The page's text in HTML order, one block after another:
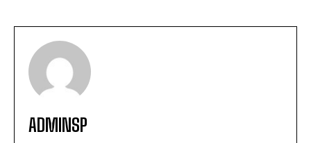
ADMINSP